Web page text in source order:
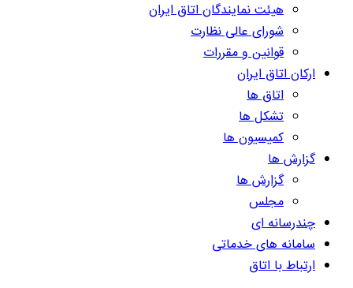
هیئت نمایندگان اتاق ایران
شورای عالی نظارت
قوانین و مقررات
ارکان اتاق ایران
اتاق ها
تشکل ها
کمیسیون ها
گزارش ها
گزارش ها
مجلس
چندرسانه ای
سامانه های خدماتی
ارتباط با اتاق